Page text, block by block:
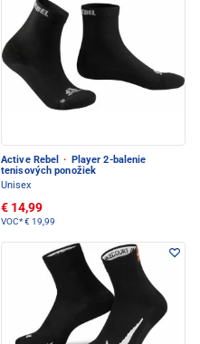
Active Rebel · Player 2-balenie
tenisových ponožiek
Unisex
€ 14,99
VOC*€ 19,99